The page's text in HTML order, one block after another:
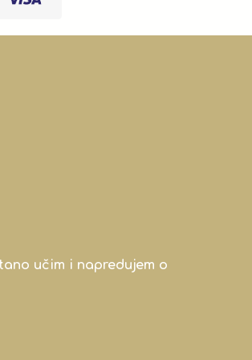
učim i napredujem o